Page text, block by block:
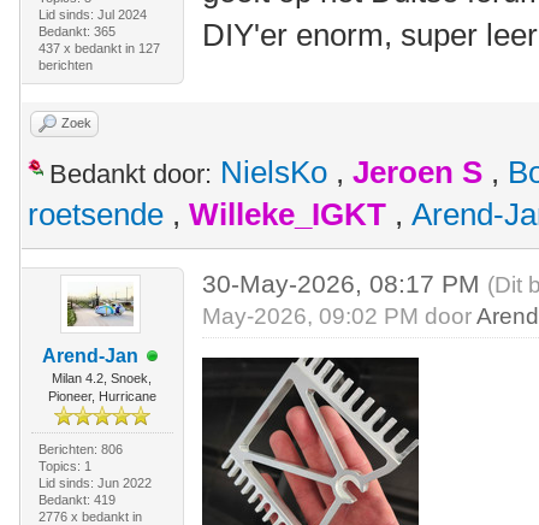
Lid sinds: Jul 2024
Bedankt: 365
437 x bedankt in 127
berichten
DIY'er enorm, super
Zoek
Bedankt door: NielsKo , Jeroen S ,
roetsende , Willeke_IGKT , Arend-
Arend-Jan
Milan 4.2, Snoek,
Pioneer, Hurricane
Berichten: 806
Topics: 1
Lid sinds: Jun 2022
Bedankt: 419
2776 x bedankt in
30-May-2026, 08:17 PM (Dit
May-2026, 09:02 PM door